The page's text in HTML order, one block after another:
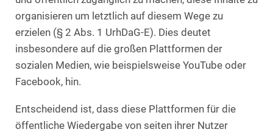
organisieren um letztlich auf diesem Wege zu
erzielen (§ 2 Abs. 1 UrhDaG-E). Dies deutet
insbesondere auf die großen Plattformen der
sozialen Medien, wie beispielsweise YouTube oder
Facebook, hin.
Entscheidend ist, dass diese Plattformen für die
öffentliche Wiedergabe von seiten ihrer Nutzer